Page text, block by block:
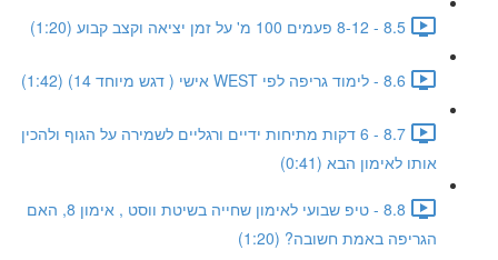
8.5 - 8-12 פעמים 100 מ' על זמן יציאה וקצב קבוע (1:20)
8.6 - לימוד גריפה לפי WEST אישי ( דגש מיוחד 14) (1:42)
8.7 - 6 דקות מתיחות ידיים ורגליים לשמירה על הגוף ולהכין
אותו לאימון הבא (0:41)
8.8 - טיפ שבועי לאימון שחייה בשיטת ווסט , אימון 8, האם
הגריפה באמת חשובה? (1:20)